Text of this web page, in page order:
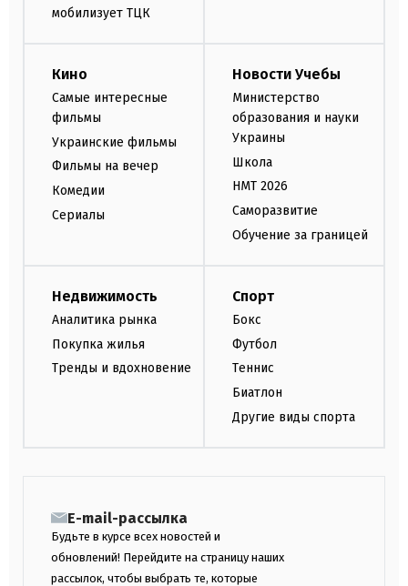
мобилизует ТЦК
Кино
Самые интересные
фильмы
Украинские фильмы
Фильмы на вечер
Комедии
Сериалы
Новости Учебы
Министерство
образования и науки
Украины
Школа
НМТ 2026
Саморазвитие
Обучение за границей
Недвижимость
Аналитика рынка
Покупка жилья
Тренды и вдохновение
Спорт
Бокс
Футбол
Теннис
Биатлон
Другие виды спорта
E-mail-рассылка
Будьте в курсе всех новостей и
обновлений! Перейдите на страницу наших
рассылок, чтобы выбрать те, которые